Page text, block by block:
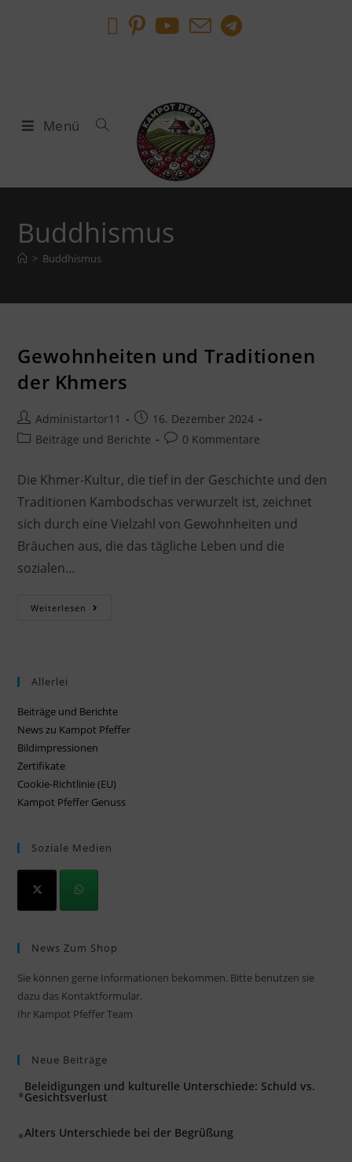
Menü
Buddhismus
> Buddhismus
Gewohnheiten und Traditionen
der Khmers
Administartor11
16. Dezember 2024
Beiträge und Berichte
0 Kommentare
Die Khmer-Kultur, die tief in der Geschichte und den
Traditionen Kambodschas verwurzelt ist, zeichnet
sich durch eine Vielzahl von Gewohnheiten und
Bräuchen aus, die das tägliche Leben und die
sozialen…
Weiterlesen
Allerlei
Beiträge und Berichte
News zu Kampot Pfeffer
Bildimpressionen
Zertifikate
Cookie-Richtlinie (EU)
Kampot Pfeffer Genuss
Soziale Medien
News Zum Shop
Sie können gerne Informationen bekommen. Bitte benutzen sie
dazu das Kontaktformular.
Ihr Kampot Pfeffer Team
Neue Beiträge
Beleidigungen und kulturelle Unterschiede: Schuld vs.
Gesichtsverlust
Alters Unterschiede bei der Begrüßung